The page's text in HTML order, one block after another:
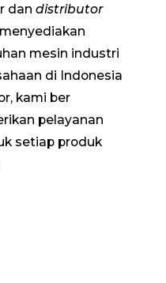
dan distributor
mesin industri
di Indonesia
, kami ber
pelayanan
setiap produk